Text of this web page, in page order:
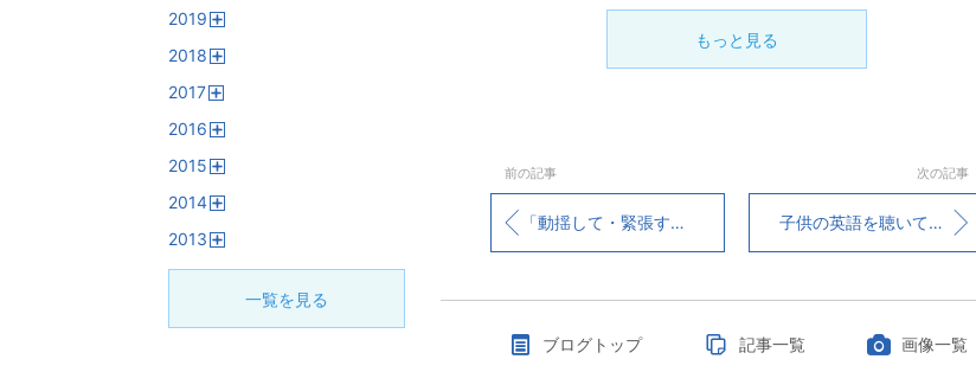
もっと見る
前の記事
「動揺して・緊張する」を意味する“Upset”と“Nervous”の違い
次の記事
子供の英語を聴いて、発音以上に重要なのがあると再確認した日
ブログトップ 記事一覧 画像一覧
2019
2018
2017
2016
2015
2014
2013
一覧を見る